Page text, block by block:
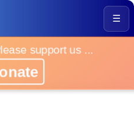
☰
support us ...